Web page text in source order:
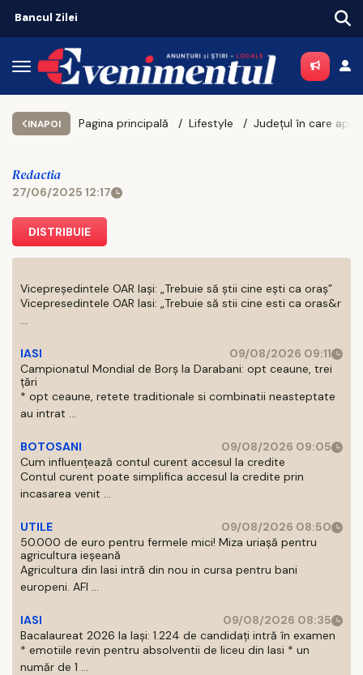
Bancul Zilei
INAPOI Pagina principală Lifestyle
Redactia
27/06/2025 12:17
DISTRIBUIE
Vicepreședintele OAR Iași: „Trebuie să știi cine ești ca oraș”
Vicepresedintele OAR Iasi: „Trebuie să stii cine esti ca oras&r
...
IASI
09/08/2026 09:11
Campionatul Mondial de Borș la Darabani: opt ceaune, trei
țări
* opt ceaune, retete traditionale si combinatii neasteptate
au intrat ...
BOTOSANI
09/08/2026 09:05
Cum influențează contul curent accesul la credite
Contul curent poate simplifica accesul la credite prin
incasarea venit ...
UTILE
09/08/2026 08:50
50.000 de euro pentru fermele mici! Miza uriașă pentru
agricultura ieșeană
Agricultura din Iasi intră din nou in cursa pentru bani
europeni. AFI ...
IASI
09/08/2026 08:35
Bacalaureat 2026 la Iași: 1.224 de candidați intră în examen
* emotiile revin pentru absolventii de liceu din Iasi * un
număr de 1 ...